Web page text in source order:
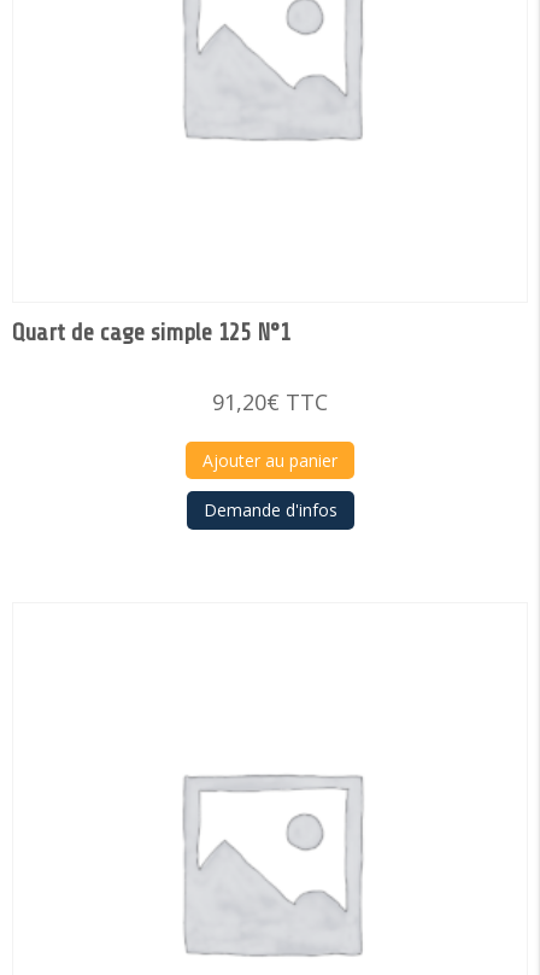
Quart de cage simple 125 N°1
91,20€ TTC
Ajouter au panier
Demande d'infos